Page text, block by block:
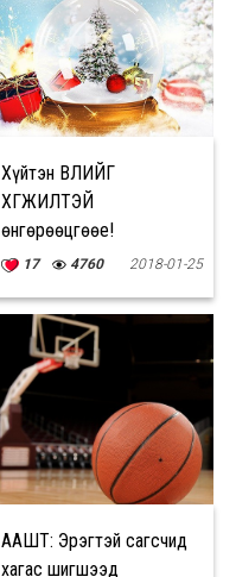
Хүйтэн ӨВЛИЙГ
ХӨГЖИЛТЭЙ
өнгөрөөцгөөе!
17 4760 2018-01-25
ААШТ: Эрэгтэй сагсчид
хагас шигшээд